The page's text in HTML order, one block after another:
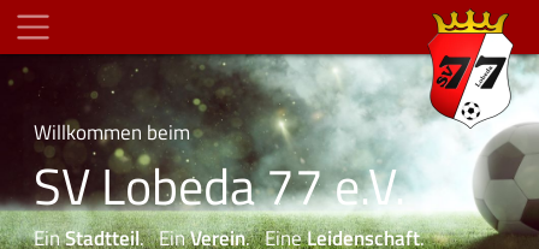
Willkommen beim
SV Lobeda 77 e.V.
EinStadtteil. EinVerein. EineLeidenschaft.